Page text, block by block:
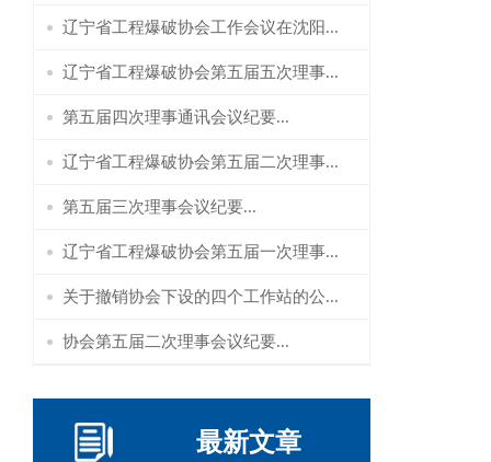
辽宁省工程爆破协会工作会议在沈阳...
辽宁省工程爆破协会第五届五次理事...
第五届四次理事通讯会议纪要...
辽宁省工程爆破协会第五届二次理事...
第五届三次理事会议纪要...
辽宁省工程爆破协会第五届一次理事...
关于撤销协会下设的四个工作站的公...
协会第五届二次理事会议纪要...
最新文章